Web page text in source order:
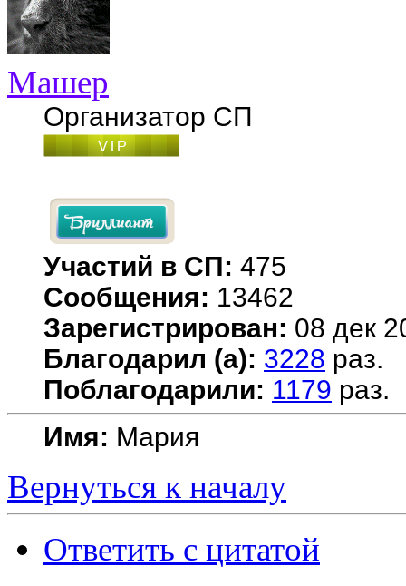
Машер
Организатор СП
Участий в СП: 475
Сообщения: 13462
Зарегистрирован: 08 дек
Благодарил (а): 3228 раз.
Поблагодарили: 1179 раз.
Имя: Мария
Вернуться к началу
Ответить с цитатой